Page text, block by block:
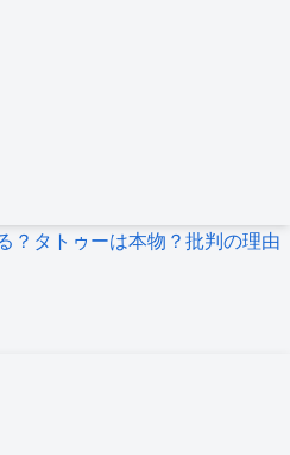
？タトゥーは本物？批判の理由